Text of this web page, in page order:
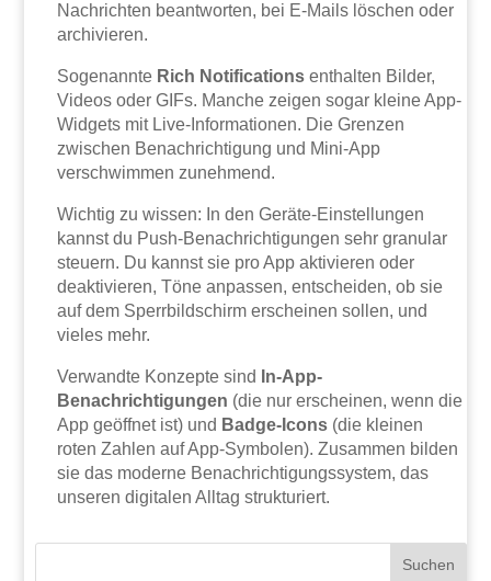
Nachrichten beantworten, bei E-Mails löschen oder
archivieren.
Sogenannte Rich Notifications enthalten Bilder,
Videos oder GIFs. Manche zeigen sogar kleine App-
Widgets mit Live-Informationen. Die Grenzen
zwischen Benachrichtigung und Mini-App
verschwimmen zunehmend.
Wichtig zu wissen: In den Geräte-Einstellungen
kannst du Push-Benachrichtigungen sehr granular
steuern. Du kannst sie pro App aktivieren oder
deaktivieren, Töne anpassen, entscheiden, ob sie
auf dem Sperrbildschirm erscheinen sollen, und
vieles mehr.
Verwandte Konzepte sind
In-App-
Benachrichtigungen (die nur erscheinen, wenn die
App geöffnet ist) und Badge-Icons (die kleinen
roten Zahlen auf App-Symbolen). Zusammen bilden
sie das moderne Benachrichtigungssystem, das
unseren digitalen Alltag strukturiert.